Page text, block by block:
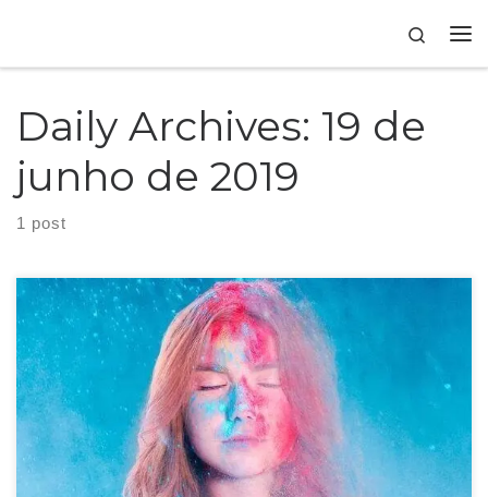
Search
Daily Archives: 19 de
junho de 2019
1 post